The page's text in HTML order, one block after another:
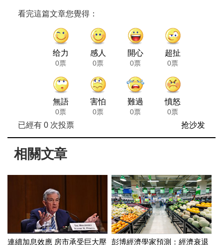
看完這篇文章您覺得：
给力
0票
感人
0票
開心
0票
超扯
0票
無語
0票
害怕
0票
難過
0票
憤怒
0票
已經有 0次投票 抢沙发
相關文章
連續加息效應 房市承受巨大壓
彭博經濟學家預測：經濟衰退